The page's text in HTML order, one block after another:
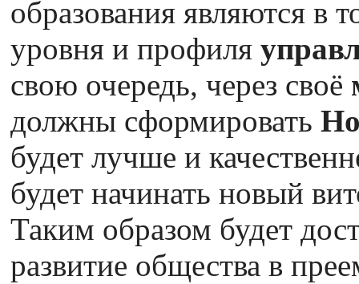
образования являются в
уровня и профиля
свою очередь, через своё
должны сформировать
будет лучше и
будет начинать новый
Таким образом будет
развитие общества в